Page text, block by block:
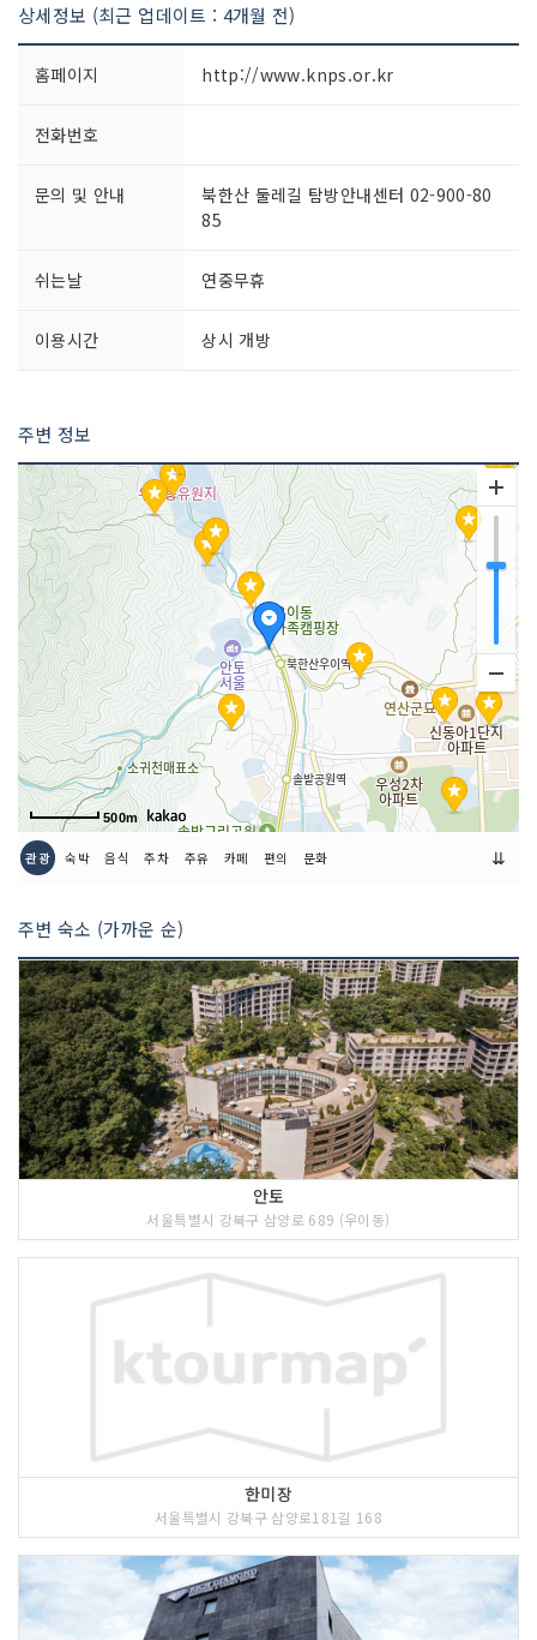
상세정보 (최근 업데이트 : 4개월 전)
홈페이지 http://www.knps.or.kr
전화번호
문의 및 안내
북한산 둘레길 탐방안내센터 02-900-80
85
쉬는날 연중무휴
이용시간 상시 개방
주변 정보
500m
관광 숙박 음식 주차 주유 카페 편의 문화 ⇊
주변 숙소 (가까운 순)
안토
서울특별시 강북구 삼양로 689 (우이동)
한미장
서울특별시 강북구 삼양로181길 168